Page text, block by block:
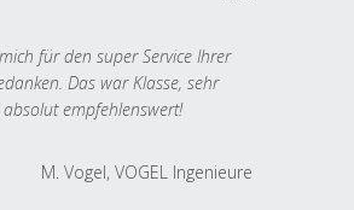
für den super Service Ihrer
Das war Klasse, sehr
empfehlenswert!
M. Vogel, VOGEL Ingenieure